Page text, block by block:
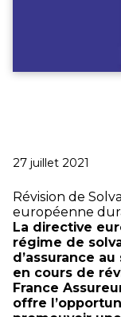
Publié
27 juillet 2021
Révision de
européenne
La directive
régime de
d’assurance
en cours de
France
offre